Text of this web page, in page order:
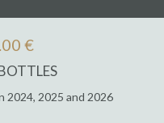
€
2024, 2025 and 2026